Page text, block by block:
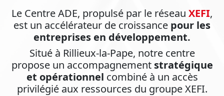
Le Centre ADE, propulsé par le réseau XEFI,
est un accélérateur de croissance pour les
entreprises en développement.
Situé à Rillieux-la-Pape, notre centre
propose un accompagnement stratégique
et opérationnel combiné à un accès
privilégié aux ressources du groupe XEFI.